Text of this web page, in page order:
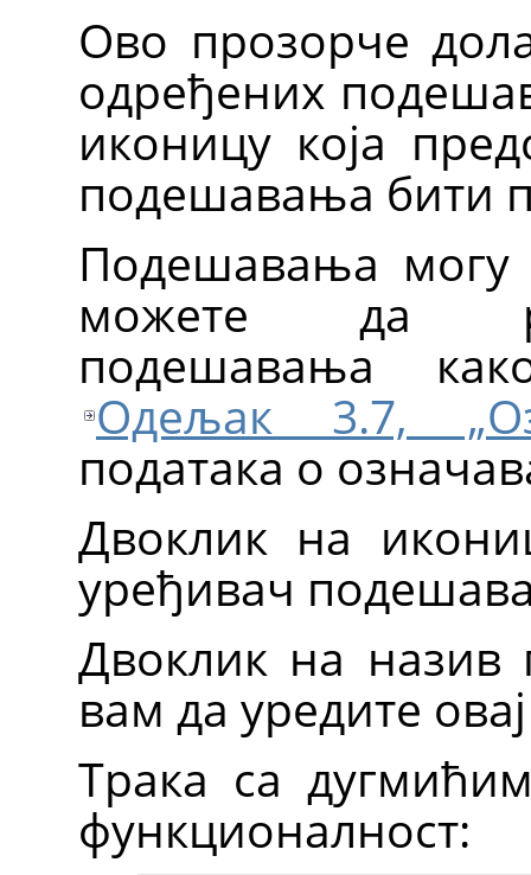
Ово прозорче
одређених
иконицу која
подешавања бити
Подешавања могу
можете да
подешавања
Одељак 3.7,
података о
Двоклик на
уређивач
Двоклик на
вам да уредите
Трака са
функционалност: